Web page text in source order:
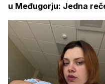
u Međugorju: Jedna